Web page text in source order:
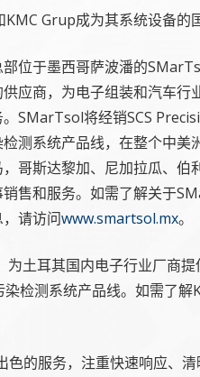
Grup成为其系统设备的
部位于墨西哥萨波潘的
供应商，为电子组装和汽车行
。SMarTsol将经销SCS
检测系统产品线，在整个中美
，哥斯达黎加、尼加拉瓜、伯
销售和服务。如需了解关于
，请访问www.smartsol.mx。
土耳其国内电子行业厂商
检测系统产品线。如需了解
的服务，注重快速响应、